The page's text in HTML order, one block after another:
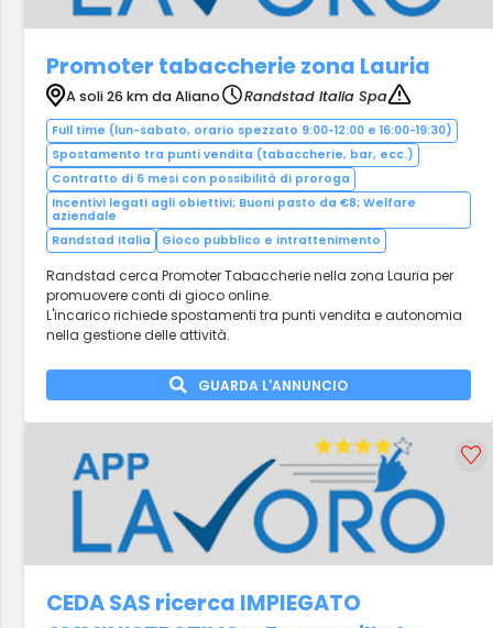
Promoter tabaccherie zona Lauria
A soli 26 km da Aliano Randstad Italia Spa
Full time (lun-sabato, orario spezzato 9:00-12:00 e 16:00-19:30)
Spostamento tra punti vendita (tabaccherie, bar, ecc.)
Contratto di 6 mesi con possibilità di proroga
Incentivi legati agli obiettivi; Buoni pasto da €8; Welfare
aziendale
Randstad Italia
Gioco pubblico e intrattenimento
Randstad cerca Promoter Tabaccherie nella zona Lauria per
promuovere conti di gioco online.
L'incarico richiede spostamenti tra punti vendita e autonomia
nella gestione delle attività.
GUARDA L'ANNUNCIO
CEDA SAS ricerca IMPIEGATO